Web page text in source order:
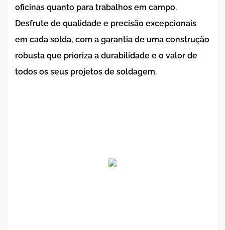
oficinas quanto para trabalhos em campo.
Desfrute de qualidade e precisão excepcionais
em cada solda, com a garantia de uma construção
robusta que prioriza a durabilidade e o valor de
todos os seus projetos de soldagem.